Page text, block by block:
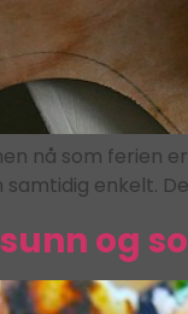
nå som ferien
samtidig enkelt.
og